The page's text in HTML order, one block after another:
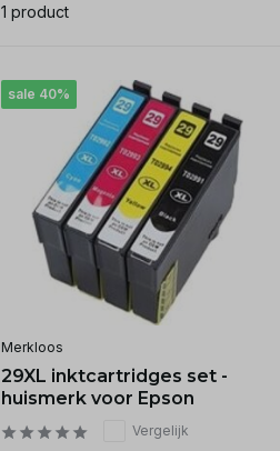
1 product
sale 40%
Merkloos
29XL inktcartridges set -
huismerk voor Epson
Vergelijk